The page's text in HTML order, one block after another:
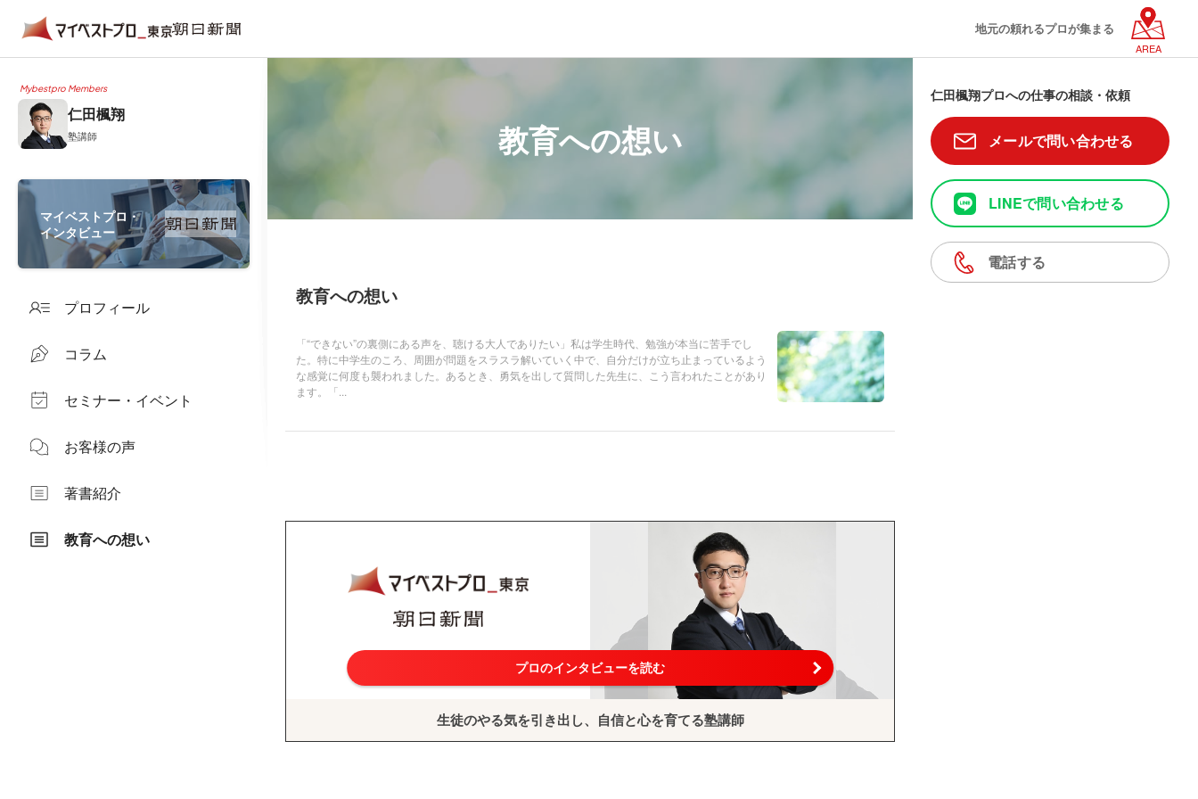
地元の頼れるプロが集まる
AREA
Mybestpro Members
仁田楓翔
塾講師
マイベストプロ・
インタビュー
プロフィール
コラム
セミナー・イベント
お客様の声
著書紹介
教育への想い
教育への想い
教育への想い
「“できない”の裏側にある声を、聴ける大人でありたい」私は学生時代、勉強が本当に苦手でし
た。特に中学生のころ、周囲が問題をスラスラ解いていく中で、自分だけが立ち止まっているよう
な感覚に何度も襲われました。あるとき、勇気を出して質問した先生に、こう言われたことがあり
ます。「...
プロのインタビューを読む
生徒のやる気を引き出し、自信と心を育てる塾講師
仁田楓翔プロへの仕事の相談・依頼
メールで問い合わせる
LINEで問い合わせる
電話する